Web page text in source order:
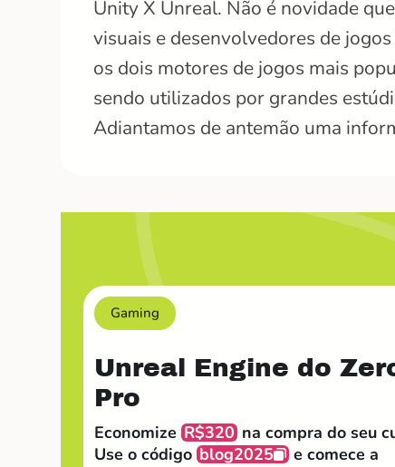
Unity X Unreal. Não é novidade
visuais e desenvolvedores de
os dois motores de jogos mais
sendo utilizados por grandes
Adiantamos de antemão uma
Gaming
Unreal Engine do
Pro
Economize R$320 na compra do seu
Use o código blog2025
e comece a